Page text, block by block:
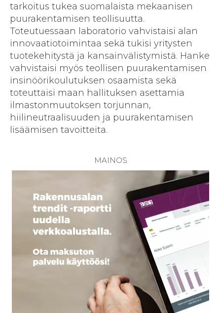
tarkoitus tukea suomalaista mekaanisen
puurakentamisen teollisuutta.
Toteutuessaan laboratorio vahvistaisi alan
innovaatiotoimintaa sekä tukisi yritysten
tuotekehitystä ja kansainvälistymistä. Hanke
vahvistaisi myös teollisen puurakentamisen
insinöörikoulutuksen osaamista sekä
toteuttaisi maan hallituksen asettamia
ilmastonmuutoksen torjunnan,
hiilineutraalisuuden ja puurakentamisen
lisäämisen tavoitteita.